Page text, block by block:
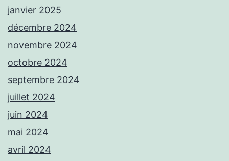
janvier 2025
décembre 2024
novembre 2024
octobre 2024
septembre 2024
juillet 2024
juin 2024
mai 2024
avril 2024